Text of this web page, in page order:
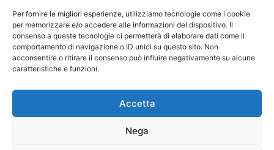
Per fornire le migliori esperienze, utilizziamo tecnologie come i cookie
per memorizzare e/o accedere alle informazioni del dispositivo. Il
consenso a queste tecnologie ci permetterà di elaborare dati come il
comportamento di navigazione o ID unici su questo sito. Non
acconsentire o ritirare il consenso può influire negativamente su alcune
caratteristiche e funzioni.
Accetta
Nega